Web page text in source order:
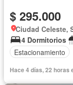
$ 295.000
Ciudad Celeste,
4 Dormitorios
Estacionamiento